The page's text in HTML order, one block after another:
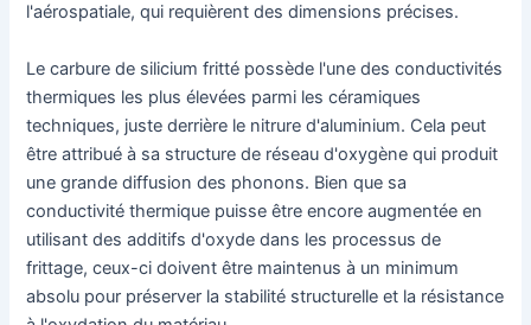
l'aérospatiale, qui requièrent des dimensions précises.
Le carbure de silicium fritté possède l'une des conductivités
thermiques les plus élevées parmi les céramiques
techniques, juste derrière le nitrure d'aluminium. Cela peut
être attribué à sa structure de réseau d'oxygène qui produit
une grande diffusion des phonons. Bien que sa
conductivité thermique puisse être encore augmentée en
utilisant des additifs d'oxyde dans les processus de
frittage, ceux-ci doivent être maintenus à un minimum
absolu pour préserver la stabilité structurelle et la résistance